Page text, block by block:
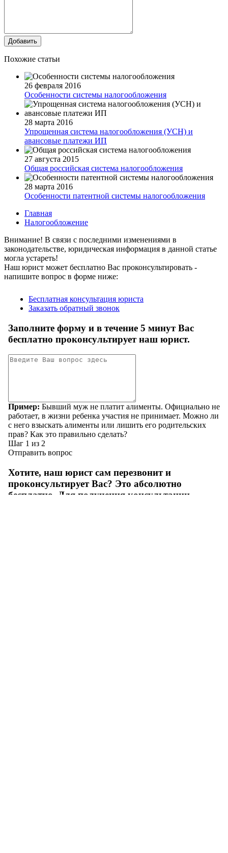
Добавить
Похожие статьи
26 февраля 2016
Особенности системы налогообложения
28 марта 2016
Упрощенная система налогообложения (УСН) и
авансовые платежи ИП
27 августа 2015
Общая российская система налогообложения
28 марта 2016
Особенности патентной системы налогообложения
Главная
Налогообложение
Внимание! В связи с последними изменениями в
законодательстве, юридическая информация в данной статье
могла устареть!
Наш юрист может бесплатно Вас проконсультировать -
напишите вопрос в форме ниже: